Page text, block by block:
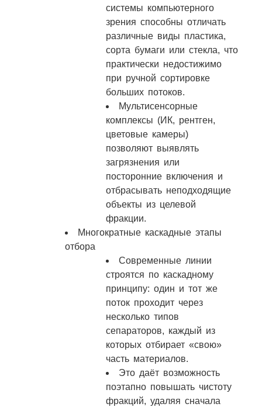
системы компьютерного
зрения способны отличать
различные виды пластика,
сорта бумаги или стекла, что
практически недостижимо
при ручной сортировке
больших потоков.
Мультисенсорные
комплексы (ИК, рентген,
цветовые камеры)
позволяют выявлять
загрязнения или
посторонние включения и
отбрасывать неподходящие
объекты из целевой
фракции.
Многократные каскадные этапы
отбора
Современные линии
строятся по каскадному
принципу: один и тот же
поток проходит через
несколько типов
сепараторов, каждый из
которых отбирает «свою»
часть материалов.
Это даёт возможность
поэтапно повышать чистоту
фракций, удаляя сначала